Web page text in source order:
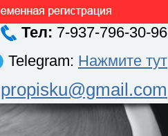
Тел: 7-937-796-30-96
Telegram: Нажмите тут